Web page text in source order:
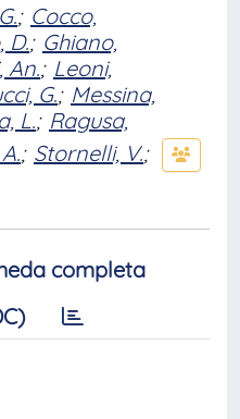
; Cocco,
D.; Ghiano,
An.; Leoni,
G.; Messina,
L.; Ragusa,
; Stornelli, V.;
completa